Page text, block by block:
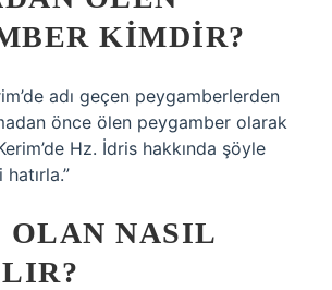
KIMDIR?
adı geçen peygamberlerden
önce ölen peygamber olarak
Hz. İdris hakkında şöyle
hatırla.”
OLAN NASIL